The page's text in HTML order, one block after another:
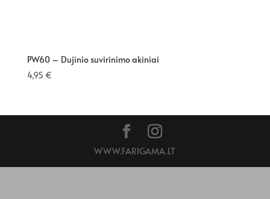
PW60 – Dujinio suvirinimo akiniai
4,95 €
WWW.FARIGAMA.LT